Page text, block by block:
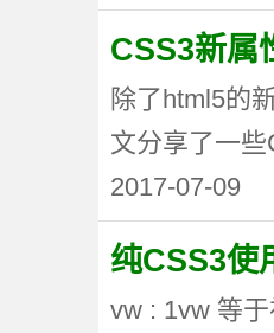
CSS3新属
除了html5的
文分享了一
2017-07-09
纯CSS3使
vw : 1vw 等